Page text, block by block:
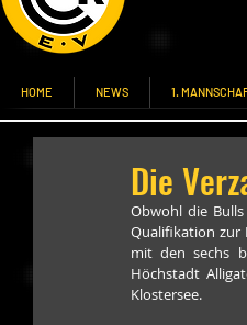
HOME NEWS 1.
Die
Obwohl die
Qualifikation zur
mit den sechs
Höchstadt
Klostersee.